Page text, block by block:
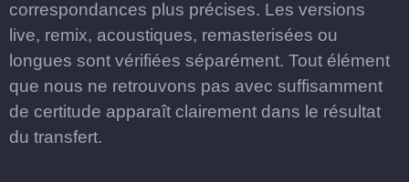
correspondances plus précises. Les versions
live, remix, acoustiques, remasterisées ou
longues sont vérifiées séparément. Tout élément
que nous ne retrouvons pas avec suffisamment
de certitude apparaît clairement dans le résultat
du transfert.